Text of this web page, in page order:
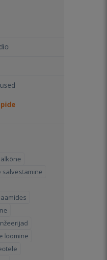
salvestamine
loomine